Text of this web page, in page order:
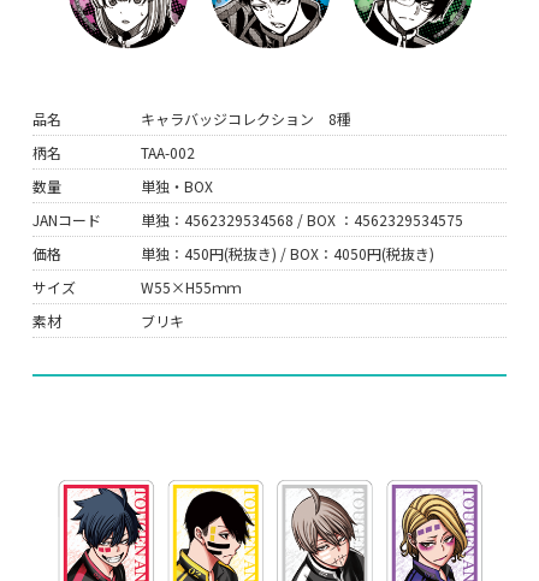
品名
キャラバッジコレクション 8種
柄名
TAA-002
数量
単独・BOX
JANコード
単独：4562329534568 / BOX ：4562329534575
価格
単独：450円(税抜き) / BOX：4050円(税抜き)
サイズ
W55×H55ｍｍ
素材
ブリキ